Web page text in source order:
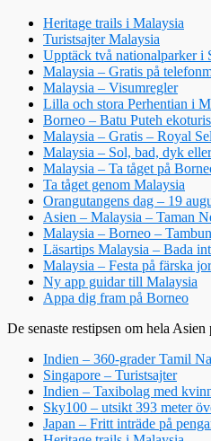
Heritage trails i Malaysia
Turistsajter Malaysia
Upptäck två nationalparker i
Malaysia – Gratis på
Malaysia – Visumregler
Lilla och stora Perhentian i
Borneo – Batu Puteh
Malaysia – Gratis – Royal
Malaysia – Sol, bad, dyk
Malaysia – Ta tåget på
Ta tåget genom Malaysia
Orangutangens dag – 19
Asien – Malaysia – Taman
Malaysia – Borneo –
Läsartips Malaysia – Bada
Malaysia – Festa på färska
Ny app guidar till Malaysia
Appa dig fram på Borneo
De senaste restipsen om hela
Indien – 360-grader Tamil
Singapore – Turistsajter
Indien – Taxibolag med
Sky100 – utsikt 393 meter
Japan – Fritt inträde på